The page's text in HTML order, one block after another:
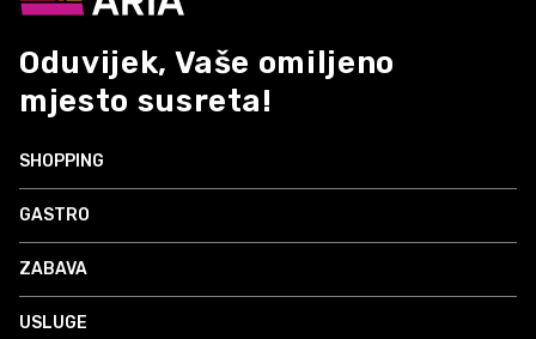
Oduvijek, Vaše omiljeno
mjesto susreta!
SHOPPING
GASTRO
ZABAVA
USLUGE